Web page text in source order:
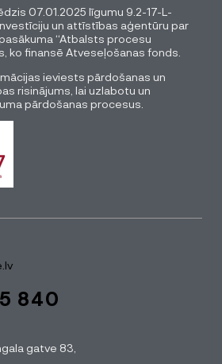
07.01.2025 līgumu 9.2-17-L-
un attīstības aģentūru par
“Atbalsts procesu
ko finansē Atveseļošanas fonds.
ieviests pārdošanas un
risinājums, lai uzlabotu un
pārdošanas procesus.
840
gatve 83,